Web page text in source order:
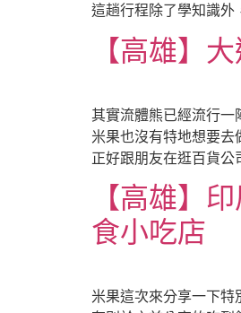
這趟行程除了學知識外
【高雄】
其實流體熊已經流行
米果也沒有特地想要去
正好跟朋友在逛百貨
【高雄】
食小吃店
米果這次來分享一下特